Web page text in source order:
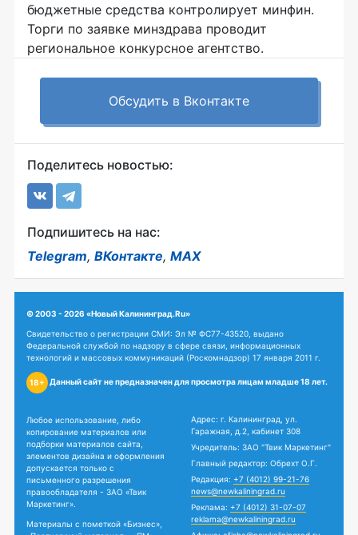
бюджетные средства контролирует минфин.
Торги по заявке минздрава проводит
региональное конкурсное агентство.
Обсудить в Вконтакте
Поделитесь новостью:
Подпишитесь на нас:
Telegram, ВКонтакте, MAX
© 2003 - 2026 «Новый Калининград.Ru»
Свидетельство о регистрации СМИ: Эл № ФС77-43520, выдано
Федеральной службой по надзору в сфере связи, информационных
технологий и массовых коммуникаций (Роскомнадзор) 17 января 2011 г.
18+ Данный сайт не предназначен для просмотра лицам младше 18 лет.
Любое использование, либо
копирование материалов или
подборки материалов сайта,
элементов дизайна и оформления
допускается только с
письменного разрешения
правообладателя - ЗАО «Твик
Маркетинг».
Материалы с пометкой «Бизнес»,
Адрес: г. Калининград, ул.
Гаражная, д.2, кабинет 308
Учредитель: ЗАО "Твик Маркетинг"
Главный редактор: Обрехт О.Г.
Редакция: +7 (4012) 99-21-76
news@newkaliningrad.ru
Реклама: +7 (4012) 31-07-07
reklama@newkaliningrad.ru